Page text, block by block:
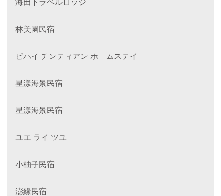
海田トラベルロッジ
林美園民宿
ビハイ チンティアン ホームステイ
星漾海景民宿
星漾海景民宿
ユエ ライ ツユ
小柚子民宿
澎緣民宿